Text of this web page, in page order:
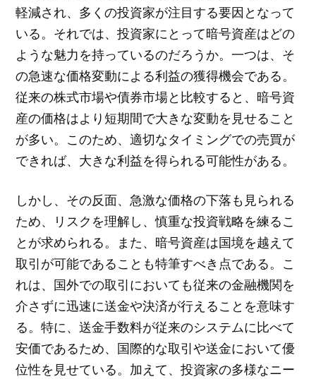
軽減され、多くの投資家が注目する要因となって
いる。それでは、投資家にとって暗号資産はどの
ような魅力を持っているのだろうか。一つは、そ
の急速な価格変動による利益の獲得機会である。
従来の株式市場や債券市場と比較すると、暗号資
産の価格はより短期間で大きな変動を見せること
が多い。このため、適切なタイミングでの売買が
できれば、大きな利益を得られる可能性がある。
しかし、その反面、急激な価格の下落も見られる
ため、リスクを理解し、慎重な投資戦略を練るこ
とが求められる。また、暗号資産は国境を越えて
取引が可能であることも特筆すべき点である。こ
れは、国外での取引においても従来の金融機関を
介さずに迅速に送金や決済が行えることを意味す
る。特に、送金手数料が従来のシステムに比べて
安価であるため、国際的な取引や送金において優
位性を見せている。加えて、投資家の多様なニー